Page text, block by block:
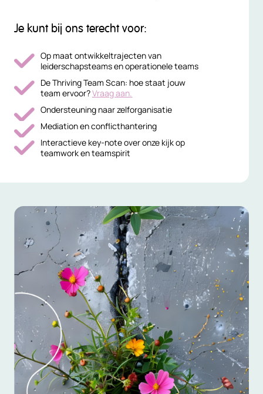
Je kunt bij ons terecht voor:
Op maat ontwikkeltrajecten van
leiderschapsteams en operationele teams
De Thriving Team Scan: hoe staat jouw
team ervoor?Vraag aan.
Ondersteuning naar zelforganisatie
Mediation en conflicthantering
Interactieve key-note over onze kijk op
teamwork en teamspirit